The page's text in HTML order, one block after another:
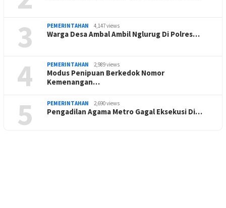
3 PEMERINTAHAN 4,147 views
Warga Desa Ambal Ambil Nglurug Di Polres…
4 PEMERINTAHAN 2,989 views
Modus Penipuan Berkedok Nomor
Kemenangan…
5 PEMERINTAHAN 2,690 views
Pengadilan Agama Metro Gagal Eksekusi Di…